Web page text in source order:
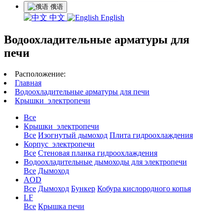
俄语
中文 English
Водоохладительные арматуры для
печи
Расположение:
Главная
Водоохладительные арматуры для печи
Крышки электропечи
Все
Крышки электропечи
Все Изогнутый дымоход Плита гидроохлаждения
Корпус электропечи
Все Стеновая планка гидроохлаждения
Водоохладительные дымоходы для электропечи
Все Дымоход
AOD
Все Дымоход Бункер Кобура кислородного копья
LF
Все Крышка печи